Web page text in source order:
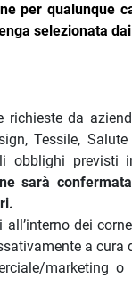
per qualunque
selezionata
richieste da
Tessile,
obblighi
sarà
dei
a cura
marketing o